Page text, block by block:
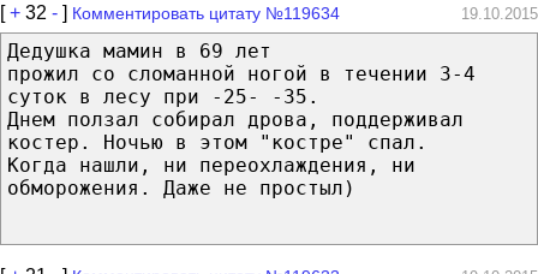
[+ 32 - ] Комментировать цитату №119634 19.10.2015
Дедушка мамин в 69 лет
прожил со сломанной ногой в течении 3-4
суток в лесу при -25- -35.
Днем ползал собирал дрова, поддерживал
костер. Ночью в этом "костре" спал.
Когда нашли, ни переохлаждения, ни
обморожения. Даже не простыл)